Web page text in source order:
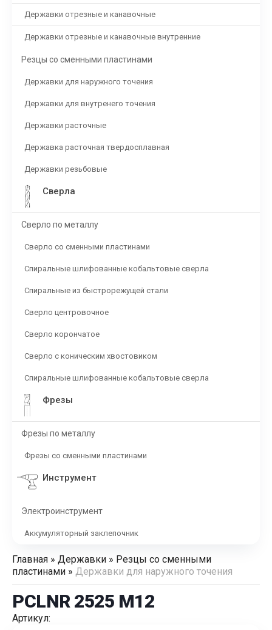
Державки отрезные и канавочные
Державки отрезные и канавочные внутренние
Резцы со сменными пластинами
Державки для наружного точения
Державки для внутренего точения
Державки расточные
Державка расточная твердосплавная
Державки резьбовые
Сверла
Сверло по металлу
Сверло со сменными пластинами
Спиральные шлифованные кобальтовые сверла
Спиральные из быстрорежущей стали
Сверло центровочное
Сверло корончатое
Сверло с коническим хвостовиком
Спиральные шлифованные кобальтовые сверла
Фрезы
Фрезы по металлу
Фрезы со сменными пластинами
Инструмент
Электроинструмент
Аккумуляторный заклепочник
Главная » Державки » Резцы со сменными
пластинами » Державки для наружного точения
PCLNR 2525 M12
Артикул: